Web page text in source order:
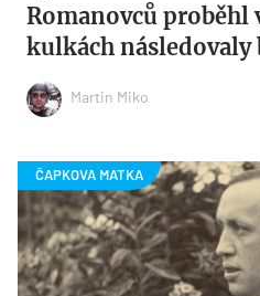
Romanovců proběhl
kulkách následovaly
Martin Miko